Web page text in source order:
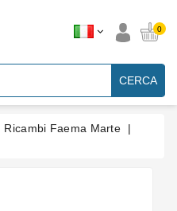
0
CERCA
Ricambi Faema Marte